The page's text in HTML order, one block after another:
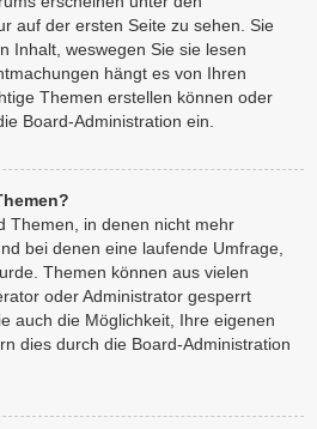
auf der ersten Seite zu sehen. Sie
Inhalt, weswegen Sie sie lesen
hängt es von Ihren
Themen erstellen können oder
Board-Administration ein.
Themen, in denen nicht mehr
bei denen eine laufende Umfrage,
Themen können aus vielen
oder Administrator gesperrt
auch die Möglichkeit, Ihre eigenen
dies durch die Board-Administration